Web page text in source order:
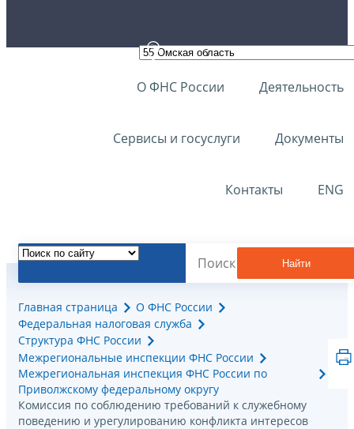
О ФНС России Деятельность
Сервисы и госуслуги Документы
Контакты ENG
Найти
Главная страница
О ФНС России
Федеральная налоговая служба
Структура ФНС России
Межрегиональные инспекции ФНС России
Межрегиональная инспекция ФНС России по
Приволжскому федеральному округу
Комиссия по соблюдению требований к служебному
поведению и урегулированию конфликта интересов